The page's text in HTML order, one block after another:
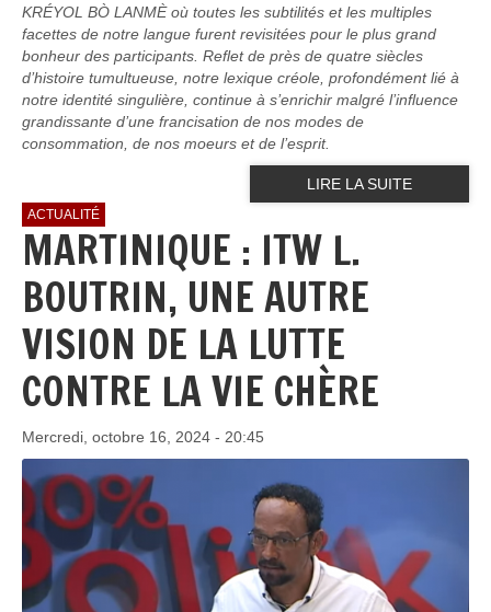
KRÉYOL BÒ LANMÈ où toutes les subtilités et les multiples
facettes de notre langue furent revisitées pour le plus grand
bonheur des participants. Reflet de près de quatre siècles
d’histoire tumultueuse, notre lexique créole, profondément lié à
notre identité singulière, continue à s’enrichir malgré l’influence
grandissante d’une francisation de nos modes de
consommation, de nos moeurs et de l’esprit.
LIRE LA SUITE
ACTUALITÉ
MARTINIQUE : ITW L.
BOUTRIN, UNE AUTRE
VISION DE LA LUTTE
CONTRE LA VIE CHÈRE
Mercredi, octobre 16, 2024 - 20:45